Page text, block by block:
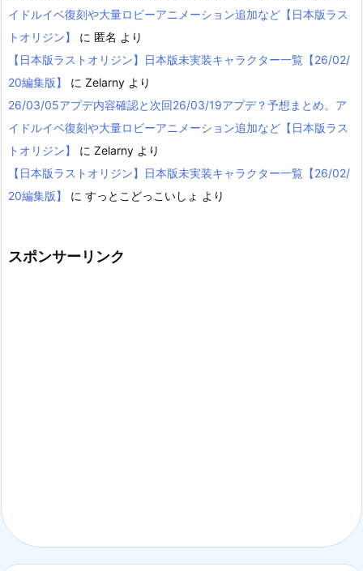
イドルイベ復刻や大量ロビーアニメーション追加など【日本版ラス
トオリジン】
に 匿名 より
【日本版ラストオリジン】日本版未実装キャラクター一覧【26/02/
20編集版】
に Zelarny より
26/03/05アプデ内容確認と次回26/03/19アプデ？予想まとめ。ア
イドルイベ復刻や大量ロビーアニメーション追加など【日本版ラス
トオリジン】
に Zelarny より
【日本版ラストオリジン】日本版未実装キャラクター一覧【26/02/
20編集版】
に すっとこどっこいしょ より
スポンサーリンク